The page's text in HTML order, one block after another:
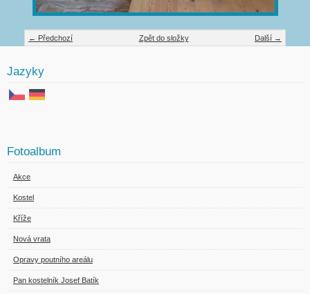
← Předchozí Další →
Zpět do složky
Jazyky
Fotoalbum
Akce
Kostel
Kříže
Nová vrata
Opravy poutního areálu
Pan kostelník Josef Batík